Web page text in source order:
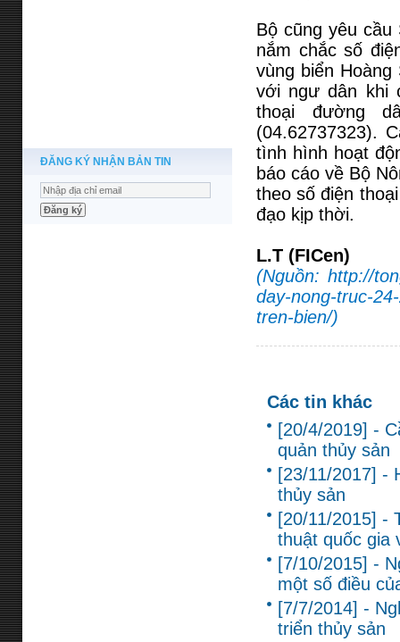
ĐĂNG KÝ NHẬN BẢN TIN
Bộ cũng yêu cầu
nắm chắc số
vùng biển
với ngư dân khi
thoại đường
(04.62737323).
tình hình hoạt
báo cáo về Bộ
theo số điện
đạo kịp thời.
L.T (FICen)
(Nguồn: http://
day-nong-truc-
tren-bien/)
Các tin khác
[20/4/2019] -
quản thủy sản
[23/11/2017] -
thủy sản
[20/11/2015] -
thuật quốc gia
[7/10/2015] -
một số điều
[7/7/2014] -
triển thủy sản